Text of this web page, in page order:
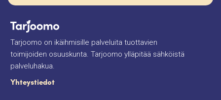
Tarjoomo on ikäihmisille palveluita tuottavien
toimijoiden osuuskunta. Tarjoomo ylläpitää sähköistä
palveluhakua.
Yhteystiedot